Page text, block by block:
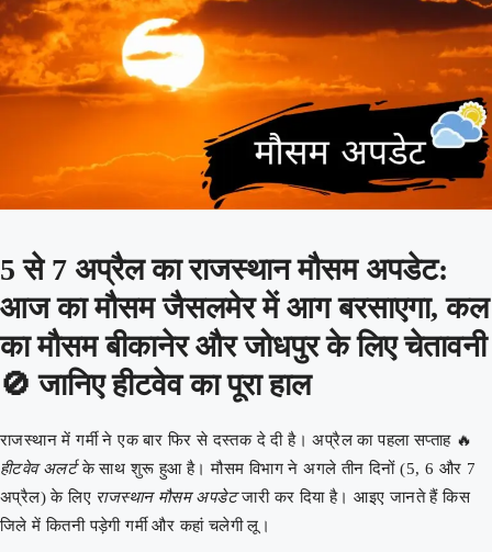
5 से 7 अप्रैल का राजस्थान मौसम अपडेट:
आज का मौसम जैसलमेर में आग बरसाएगा, कल
का मौसम बीकानेर और जोधपुर के लिए चेतावनी
🚫 जानिए हीटवेव का पूरा हाल
राजस्थान में गर्मी ने एक बार फिर से दस्तक दे दी है। अप्रैल का पहला सप्ताह 🔥
हीटवेव अलर्टके साथ शुरू हुआ है। मौसम विभाग ने अगले तीन दिनों (5, 6 और 7
अप्रैल) के लिए राजस्थान मौसम अपडेटजारी कर दिया है। आइए जानते हैं किस
जिले में कितनी पड़ेगी गर्मी और कहां चलेगी लू।